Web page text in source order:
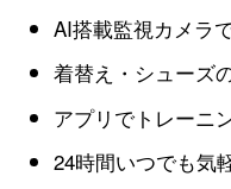
AI搭載監視カメラ
着替え・シューズ
アプリでトレーニ
24時間いつでも気